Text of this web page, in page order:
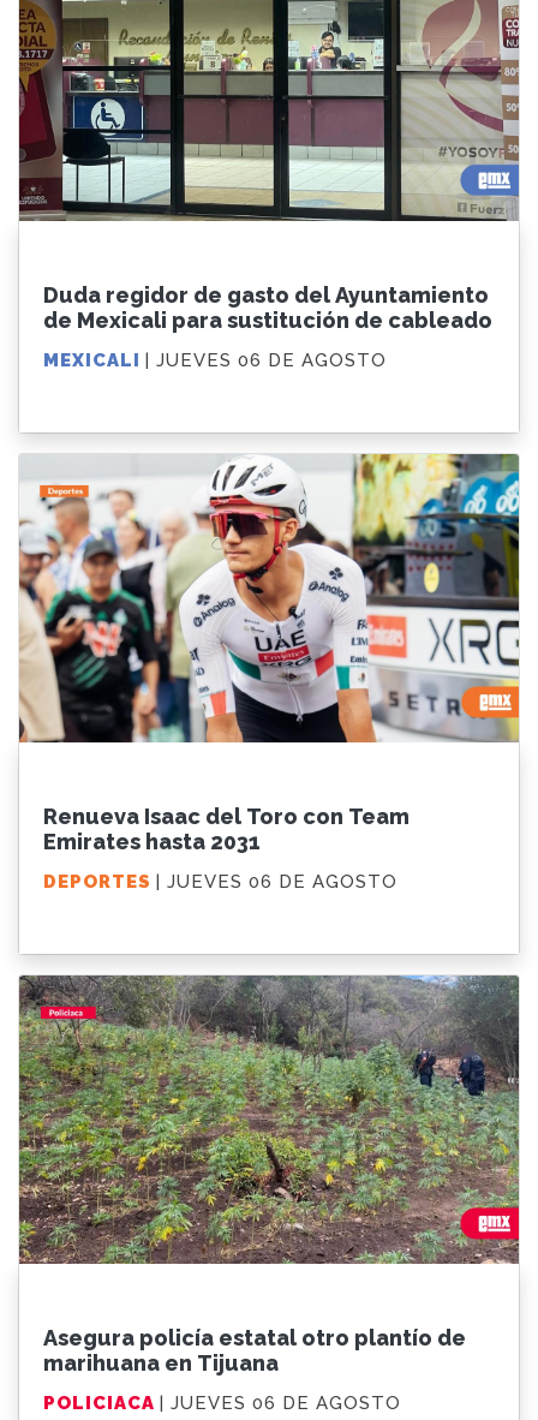
Duda regidor de gasto del Ayuntamiento
de Mexicali para sustitución de cableado
MEXICALI | JUEVES 06 DE AGOSTO
Renueva Isaac del Toro con Team
Emirates hasta 2031
DEPORTES | JUEVES 06 DE AGOSTO
Asegura policía estatal otro plantío de
marihuana en Tijuana
POLICIACA | JUEVES 06 DE AGOSTO